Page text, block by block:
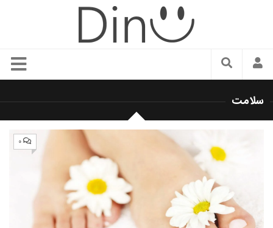
سبک زندگی
زیبایی و آرایش
شیک پوشی
دکوراسیون و چیدمان
غذا
رستوران گردی
سلامت
۰